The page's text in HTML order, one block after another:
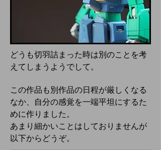
どうも切羽詰まった時は別のことを考
えてしまうようでして。
この作品も別作品の日程が厳しくなる
なか、自分の感覚を一端平坦にするた
めに作りました。
あまり細かいことはしておりませんが
以下からどうぞ。